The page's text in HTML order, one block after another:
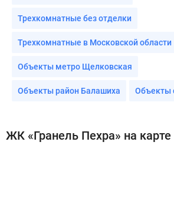
Трехкомнатные без отделки
Трехкомнатные в Московской области
Объекты метро Щелковская
Объекты район Балашиха Объекты
ЖК «Гранель Пехра» на карте